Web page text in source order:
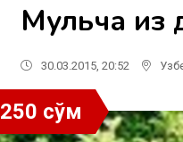
Мульча из
30.03.2015, 20:52
250 сўм